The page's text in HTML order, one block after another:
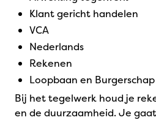
klant gericht handelen
VCA
Nederlands
Rekenen
Loopbaan en Burgerschap
Bij het tegelwerk houd je
en de duurzaamheid. Je